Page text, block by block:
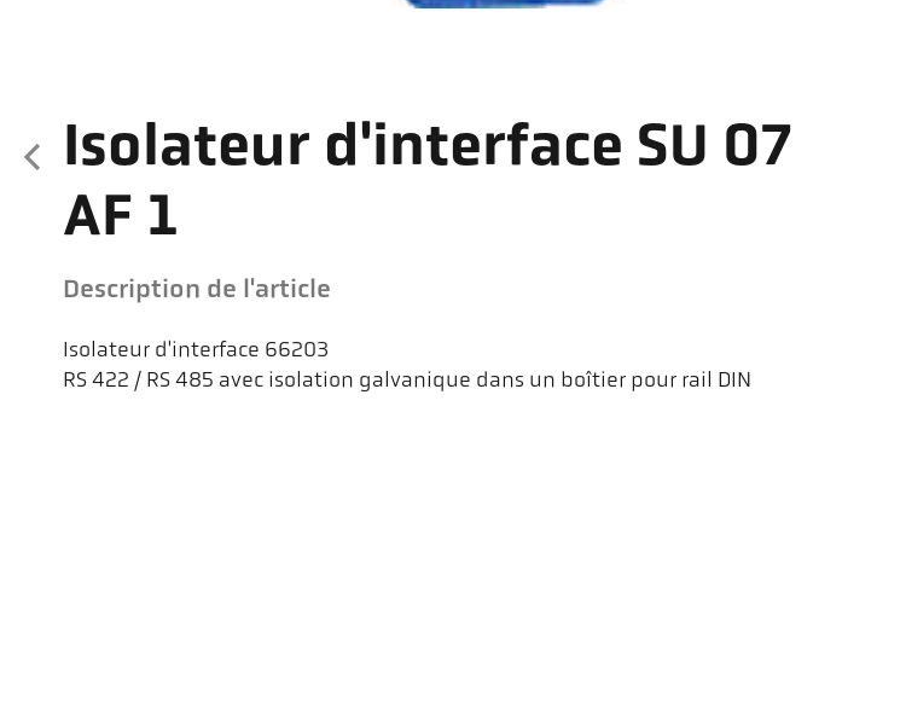
Isolateur d'interface SU 07
AF 1
Description de l'article
Isolateur d'interface 66203
RS 422 / RS 485 avec isolation galvanique dans un boîtier pour rail DIN